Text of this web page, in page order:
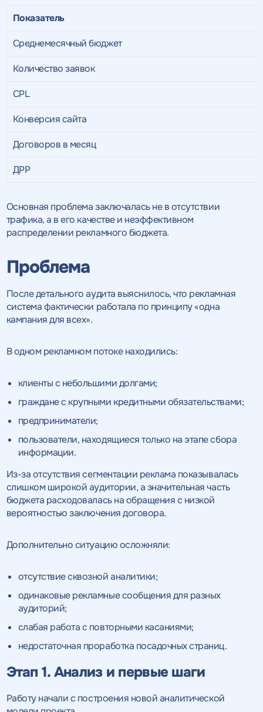
Показатель
Среднемесячный бюджет
Количество заявок
CPL
Конверсия сайта
Договоров в месяц
ДРР
Основная проблема заключалась не в отсутствии
трафика, а в его качестве и неэффективном
распределении рекламного бюджета.
Проблема
После детального аудита выяснилось, что рекламная
система фактически работала по принципу «одна
кампания для всех».
В одном рекламном потоке находились:
клиенты с небольшими долгами;
граждане с крупными кредитными обязательствами;
предприниматели;
пользователи, находящиеся только на этапе сбора
информации.
Из-за отсутствия сегментации реклама показывалась
слишком широкой аудитории, а значительная часть
бюджета расходовалась на обращения с низкой
вероятностью заключения договора.
Дополнительно ситуацию осложняли:
отсутствие сквозной аналитики;
одинаковые рекламные сообщения для разных
аудиторий;
слабая работа с повторными касаниями;
недостаточная проработка посадочных страниц.
Этап 1. Анализ и первые шаги
Работу начали с построения новой аналитической